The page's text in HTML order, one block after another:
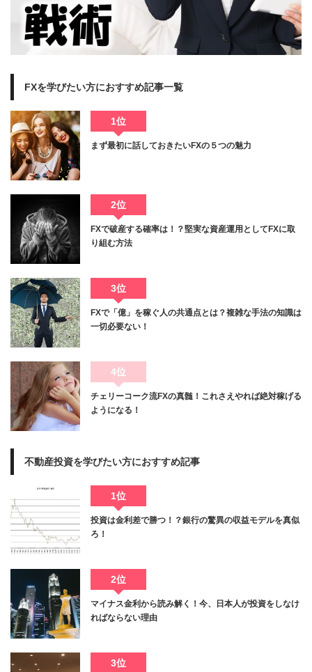
FXを学びたい方におすすめ記事一覧
1位
まず最初に話しておきたいFXの５つの魅力
2位
FXで破産する確率は！？堅実な資産運用としてFXに取
り組む方法
3位
FXで「億」を稼ぐ人の共通点とは？複雑な手法の知識は
一切必要ない！
4位
チェリーコーク流FXの真髄！これさえやれば絶対稼げる
ようになる！
不動産投資を学びたい方におすすめ記事
1位
投資は金利差で勝つ！？銀行の驚異の収益モデルを真似
ろ！
2位
マイナス金利から読み解く！今、日本人が投資をしなけ
ればならない理由
3位